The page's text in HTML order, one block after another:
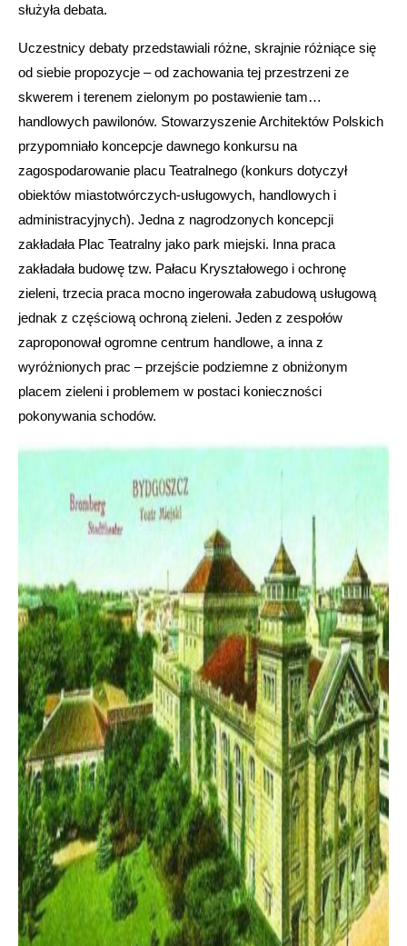
służyła debata.
Uczestnicy debaty przedstawiali różne, skrajnie różniące się
od siebie propozycje – od zachowania tej przestrzeni ze
skwerem i terenem zielonym po postawienie tam…
handlowych pawilonów. Stowarzyszenie Architektów Polskich
przypomniało koncepcje dawnego konkursu na
zagospodarowanie placu Teatralnego (konkurs dotyczył
obiektów miastotwórczych-usługowych, handlowych i
administracyjnych). Jedna z nagrodzonych koncepcji
zakładała Plac Teatralny jako park miejski. Inna praca
zakładała budowę tzw. Pałacu Kryształowego i ochronę
zieleni, trzecia praca mocno ingerowała zabudową usługową
jednak z częściową ochroną zieleni. Jeden z zespołów
zaproponował ogromne centrum handlowe, a inna z
wyróżnionych prac – przejście podziemne z obniżonym
placem zieleni i problemem w postaci konieczności
pokonywania schodów.